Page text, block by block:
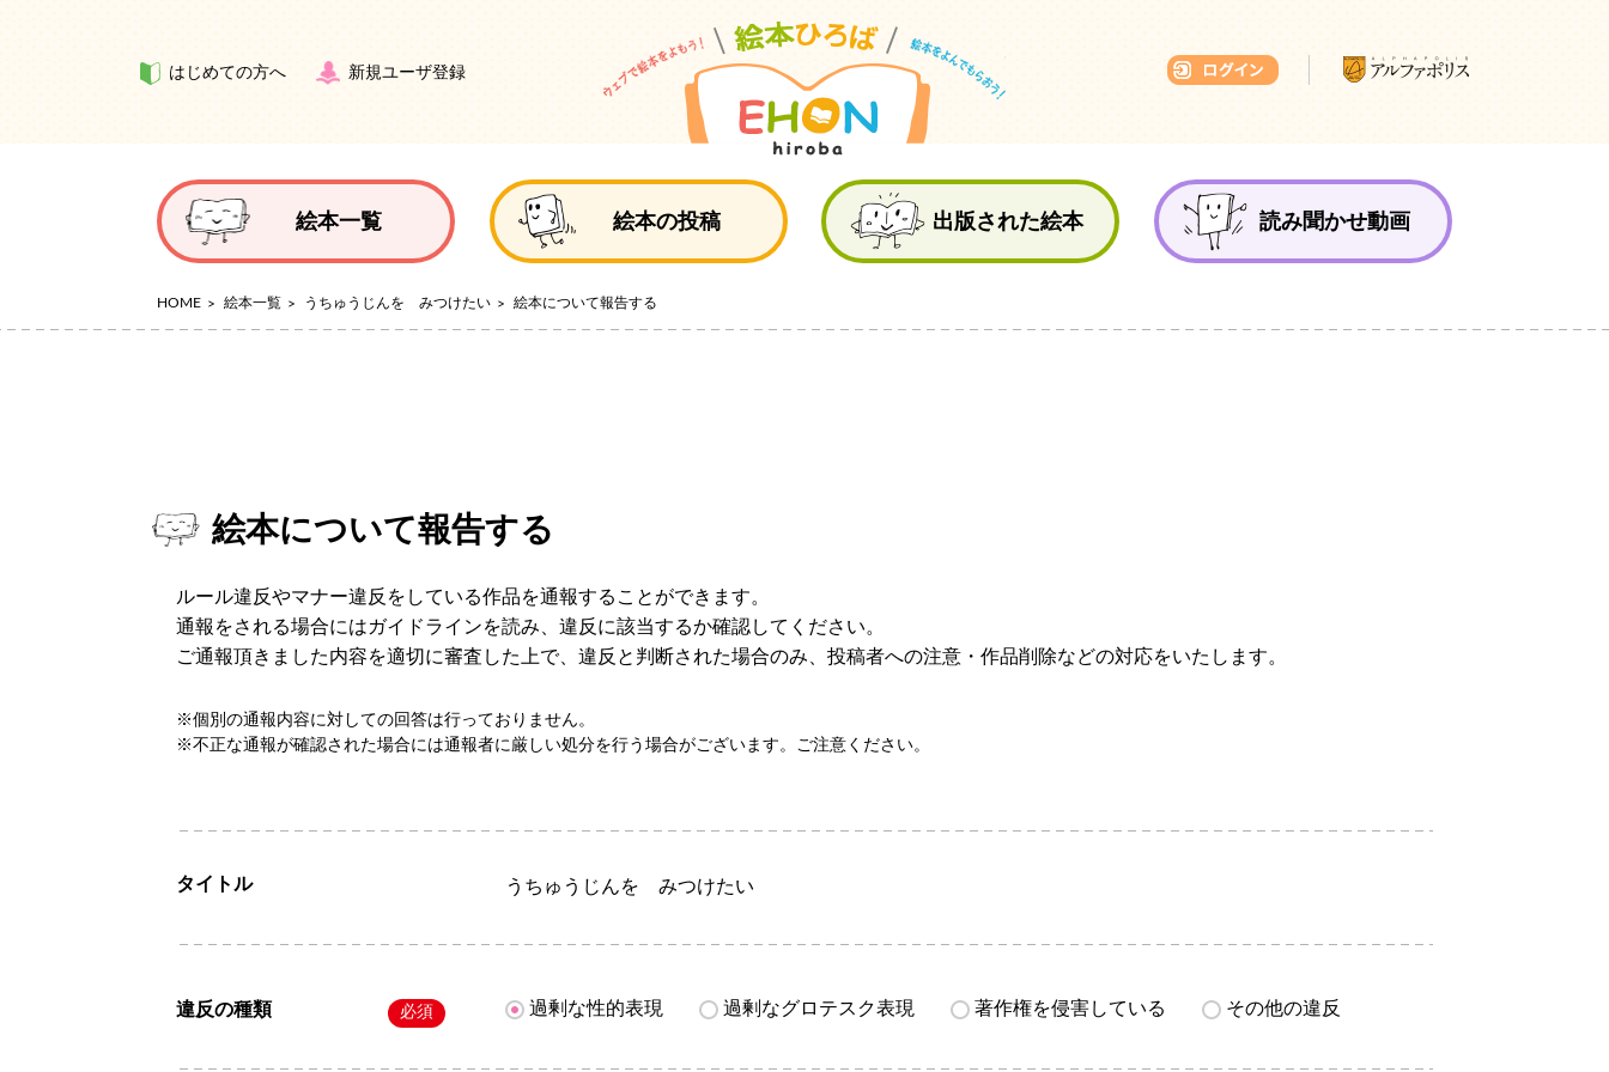
はじめての方へ 新規ユーザ登録
絵本一覧 絵本の投稿 出版された絵本 読み聞かせ動画
HOME 絵本一覧 うちゅうじんを みつけたい 絵本について報告する
絵本について報告する
ルール違反やマナー違反をしている作品を通報することができます。
通報をされる場合にはガイドラインを読み、違反に該当するか確認してください。
ご通報頂きました内容を適切に審査した上で、違反と判断された場合のみ、投稿者への注意・作品削除などの対応をいたします。
※個別の通報内容に対しての回答は行っておりません。
※不正な通報が確認された場合には通報者に厳しい処分を行う場合がございます。ご注意ください。
タイトル うちゅうじんを みつけたい
違反の種類 必須 過剰な性的表現 過剰なグロテスク表現 著作権を侵害している その他の違反